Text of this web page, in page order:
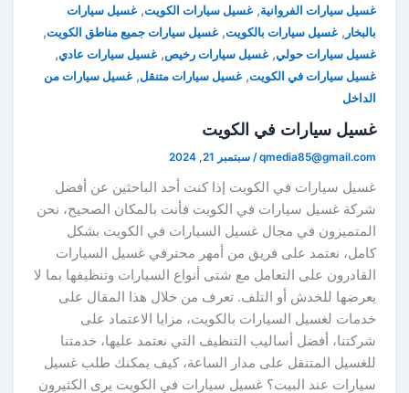
غسيل سيارات الفروانية,غسيل سيارات الكويت,غسيل سيارات
بالبخار ,غسيل سيارات بالكويت,غسيل سيارات جميع مناطق الكويت,
غسيل سيارات حولي,غسيل سيارات رخيص,غسيل سيارات عادي,
غسيل سيارات في الكويت,غسيل سيارات متنقل,غسيل سيارات من
الداخل
غسيل سيارات في الكويت
qmedia85@gmail.com
/سبتمبر 21, 2024
غسيل سيارات في الكويت إذا كنت أحد الباحثين عن أفضل
شركة غسيل سيارات في الكويت فأنت بالمكان الصحيح، نحن
المتميزون في مجال غسيل السيارات في الكويت بشكل
كامل، نعتمد على فريق من أمهر محترفي غسيل السيارات
القادرون على التعامل مع شتى أنواع السيارات وتنظيفها بما لا
يعرضها للخدش أو التلف. تعرف من خلال هذا المقال على
خدمات لغسيل السيارات بالكويت، مزايا الاعتماد على
شركتنا، أفضل أساليب التنظيف التي نعتمد عليها، خدمتنا
للغسيل المتنقل على مدار الساعة، كيف يمكنك طلب غسيل
سيارات عند البيت؟ غسيل سيارات في الكويت يرى الكثيرون